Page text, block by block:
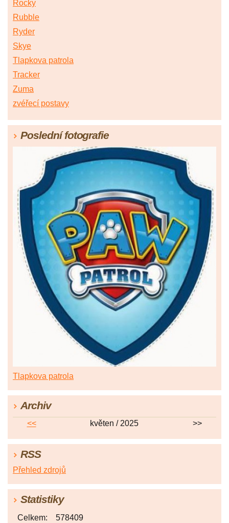
Rocky
Rubble
Ryder
Skye
Tlapkova patrola
Tracker
Zuma
zvéřecí postavy
Poslední fotografie
Tlapkova patrola
Archiv
<< květen / 2025 >>
RSS
Přehled zdrojů
Statistiky
Celkem: 578409